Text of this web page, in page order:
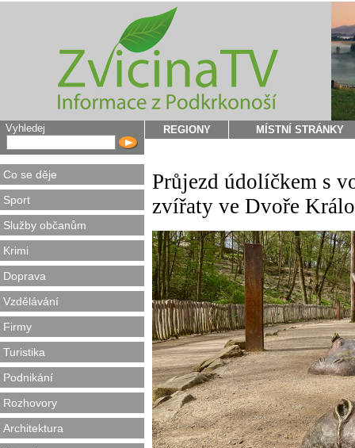
Vyhledej
Co se děje
Sport
Služby občanům
Krimi
Doprava
Vzdělávání
Firmy
Turistika
Podnikání
Rozhovory
Architektura
REGIONY MÍSTNÍ STRÁNKY
Průjezd údolíčkem s
zvířaty ve Dvoře